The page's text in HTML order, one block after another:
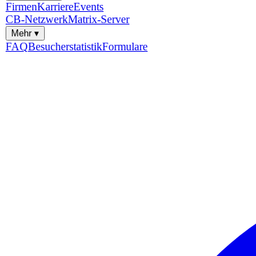
FirmenKarriereEvents
CB-NetzwerkMatrix-Server
Mehr ▾
FAQBesucherstatistikFormulare